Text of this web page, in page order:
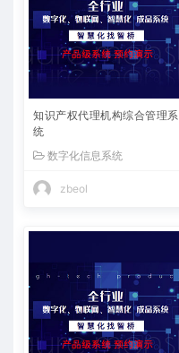
知识产权代理机构综合管理系
统
数字化信息系统
zbeol